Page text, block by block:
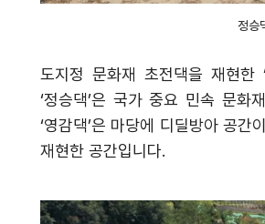
정승
도지정 문화재 초전댁을 재현한
‘정승댁’은 국가 중요 민속 문화
‘영감댁’은 마당에 디딜방아 공간
재현한 공간입니다.